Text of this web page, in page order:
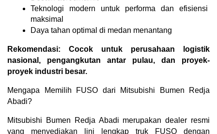
Teknologi modern untuk performa dan efisiensi
maksimal
Daya tahan optimal di medan menantang
Rekomendasi: Cocok untuk perusahaan logistik
nasional, pengangkutan antar pulau, dan proyek-
proyek industri besar.
Mengapa Memilih FUSO dari Mitsubishi Bumen Redja
Abadi?
Mitsubishi Bumen Redja Abadi merupakan dealer resmi
yang menyediakan lini lengkap truk FUSO dengan